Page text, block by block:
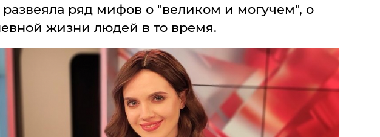
ряд мифов о "великом и могучем", о
жизни людей в то время.